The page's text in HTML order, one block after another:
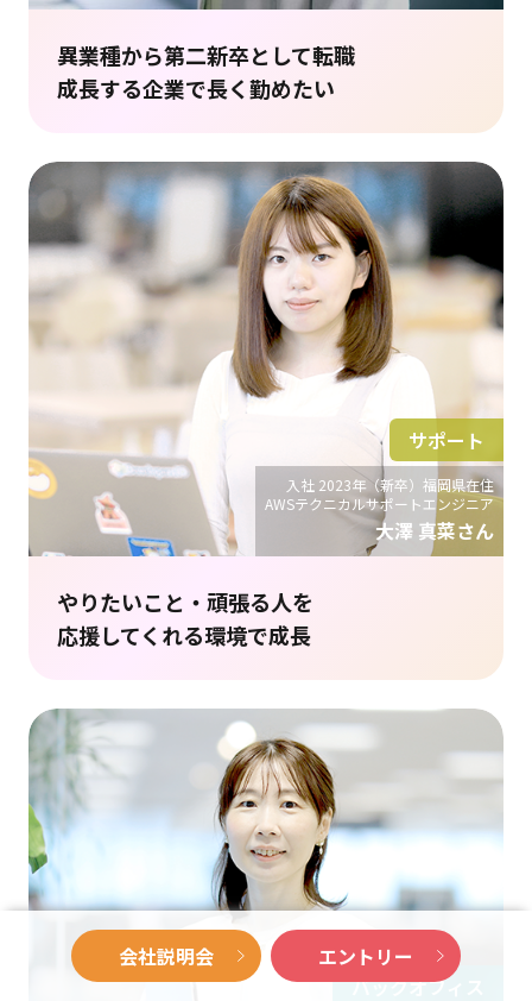
会社説明会 エントリー
異業種から第二新卒として転職
成長する企業で長く勤めたい
入社 2023年（新卒）福岡県在住
AWSテクニカルサポートエンジニア
大澤 真菜さん
サポート
やりたいこと・頑張る人を
応援してくれる環境で成長
バックオフィス